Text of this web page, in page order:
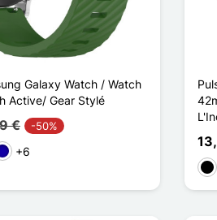
Galaxy Watch / Watch
Active/ Gear Stylé
€ -50%
oscuro
+6